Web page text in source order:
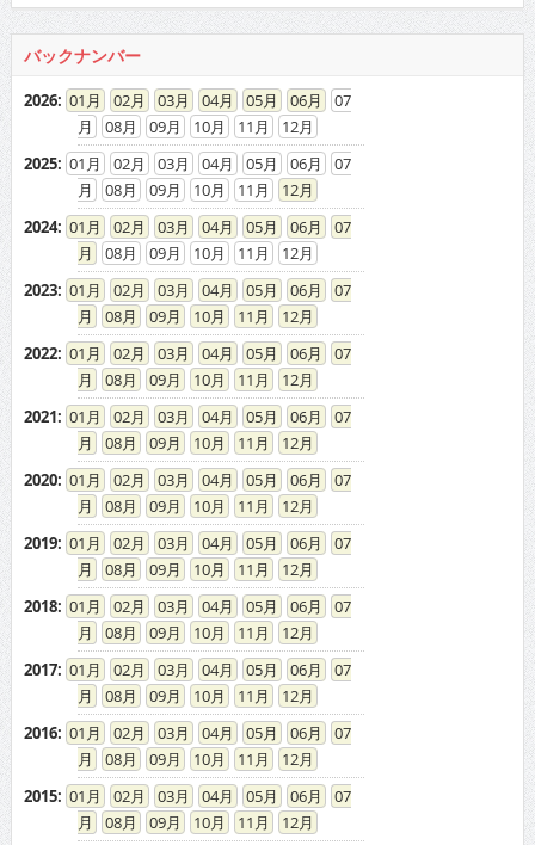
バックナンバー
2026: 01 02 03 04 05 06
07
08
09 10 11
12
2025: 01 02 03 04 05 06
07
08
09 10 11
12
2024: 01 02 03 04 05 06
07
08
09 10 11
12
2023: 01 02 03 04 05 06
07
08
09 10 11
12
2022: 01 02 03 04 05 06
07
08
09 10 11
12
2021: 01 02 03 04 05 06
07
08
09 10 11
12
2020: 01 02 03 04 05 06
07
08
09 10 11
12
2019: 01 02 03 04 05 06
07
08
09 10 11
12
2018: 01 02 03 04 05 06
07
08
09 10 11
12
2017: 01 02 03 04 05 06
07
08
09 10 11
12
2016: 01 02 03 04 05 06
07
08
09 10 11
12
2015: 01 02 03 04 05 06
07
08
09 10 11
12